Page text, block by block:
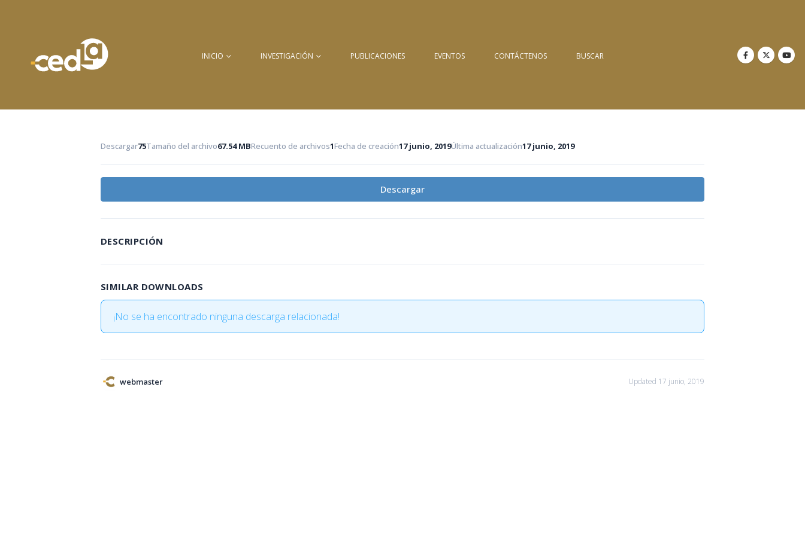
INICIO INVESTIGACIÓN PUBLICACIONES EVENTOS CONTÁCTENOS BUSCAR
Descargar75Tamaño del archivo67.54 MBRecuento de archivos1Fecha de creación17 junio, 2019Última actualización17 junio, 2019
Descargar
DESCRIPCIÓN
SIMILAR DOWNLOADS
¡No se ha encontrado ninguna descarga relacionada!
webmaster Updated 17 junio, 2019